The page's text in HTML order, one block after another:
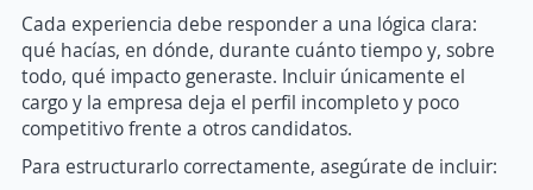
Cada experiencia debe responder a una lógica clara:
qué hacías, en dónde, durante cuánto tiempo y, sobre
todo, qué impacto generaste. Incluir únicamente el
cargo y la empresa deja el perfil incompleto y poco
competitivo frente a otros candidatos.
Para estructurarlo correctamente, asegúrate de incluir: